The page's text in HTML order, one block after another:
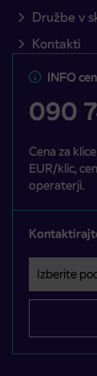
Družbe v
Kontakti
INFO
090
Cena za
EUR/klic,
operaterji.
Izberite
Področje je